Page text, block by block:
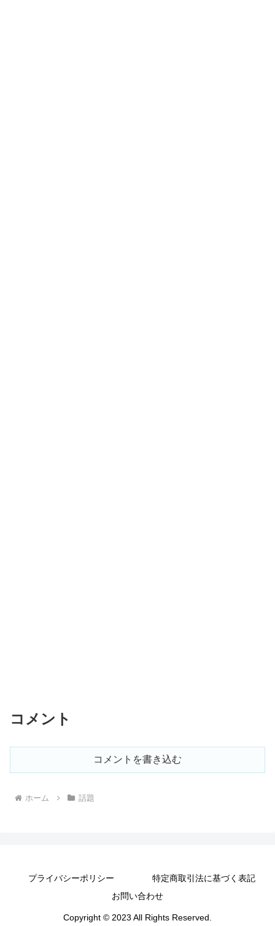
コメント
コメントを書き込む
ホーム 話題
プライバシーポリシー
特定商取引法に基づく表記
お問い合わせ
Copyright © 2023 All Rights Reserved.